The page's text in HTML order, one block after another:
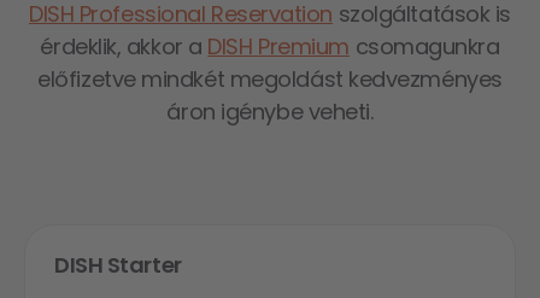
DISH Professional Reservation szolgáltatások is
érdeklik, akkor a DISH Premium csomagunkra
előfizetve mindkét megoldást kedvezményes
áron igénybe veheti.
DISH Starter